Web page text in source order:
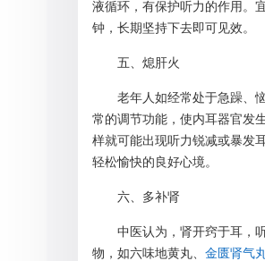
液循环，有保护听力的作用。
钟，长期坚持下去即可见效。
五、熄肝火
老年人如经常处于急躁、
常的调节功能，使内耳器官发
样就可能出现听力锐减或暴发
轻松愉快的良好心境。
六、多补肾
中医认为，肾开窍于耳，
物，如六味地黄丸、 金匮肾气